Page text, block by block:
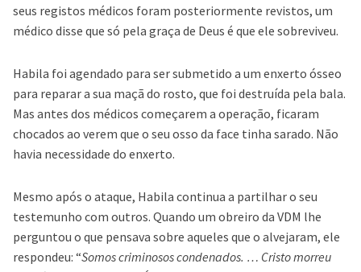
seus registos médicos foram posteriormente revistos, um
médico disse que só pela graça de Deus é que ele sobreviveu.
Habila foi agendado para ser submetido a um enxerto ósseo
para reparar a sua maçã do rosto, que foi destruída pela bala.
Mas antes dos médicos começarem a operação, ficaram
chocados ao verem que o seu osso da face tinha sarado. Não
havia necessidade do enxerto.
Mesmo após o ataque, Habila continua a partilhar o seu
testemunho com outros. Quando um obreiro da VDM lhe
perguntou o que pensava sobre aqueles que o alvejaram, ele
respondeu: “Somos criminosos condenados. … Cristo morreu